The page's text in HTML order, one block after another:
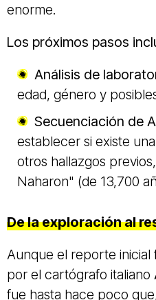
enorme.
Los próximos pasos
Análisis de
edad, género y
Secuenciación de
establecer si existe
otros hallazgos
Naharon" (de 13,700
De la exploración al
Aunque el reporte
por el cartógrafo italiano
fue hasta hace poco